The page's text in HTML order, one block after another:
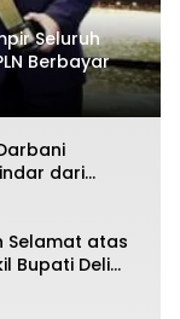
Seluruh
Berbayar
dari
Selamat atas
Bupati Deli